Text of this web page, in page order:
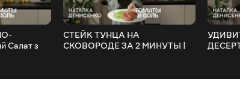
Салат з
СТЕЙК ТУНЦА НА
СКОВОРОДЕ ЗА 2 МИНУТЫ |
Соль??